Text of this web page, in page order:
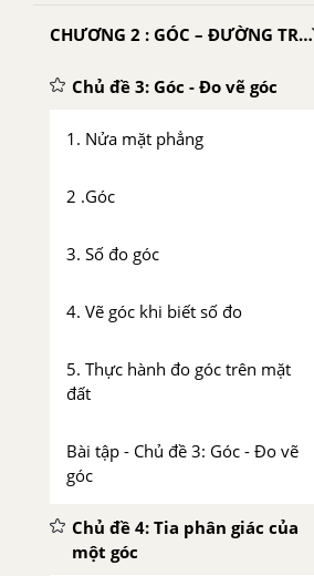
CHƯƠNG 2 : GÓC – ĐƯỜNG TRÒN VÀ TAM GIÁC
Chủ đề 3: Góc - Đo vẽ góc
1. Nửa mặt phẳng
2 .Góc
3. Số đo góc
4. Vẽ góc khi biết số đo
5. Thực hành đo góc trên mặt
đất
Bài tập - Chủ đề 3: Góc - Đo vẽ
góc
Chủ đề 4: Tia phân giác của
một góc